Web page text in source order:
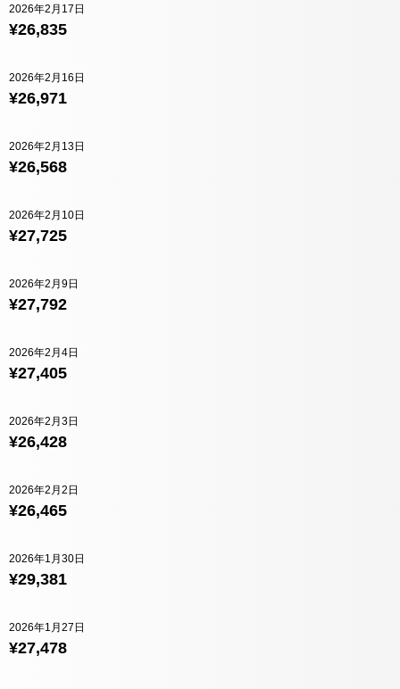
¥26,835
2026年2月17日
¥26,971
2026年2月16日
¥26,568
2026年2月13日
¥27,725
2026年2月10日
¥27,792
2026年2月9日
¥27,405
2026年2月4日
¥26,428
2026年2月3日
¥26,465
2026年2月2日
¥29,381
2026年1月30日
¥27,478
2026年1月27日